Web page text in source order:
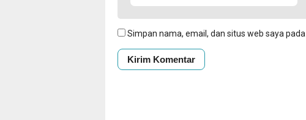
Simpan nama, email, dan situs web saya